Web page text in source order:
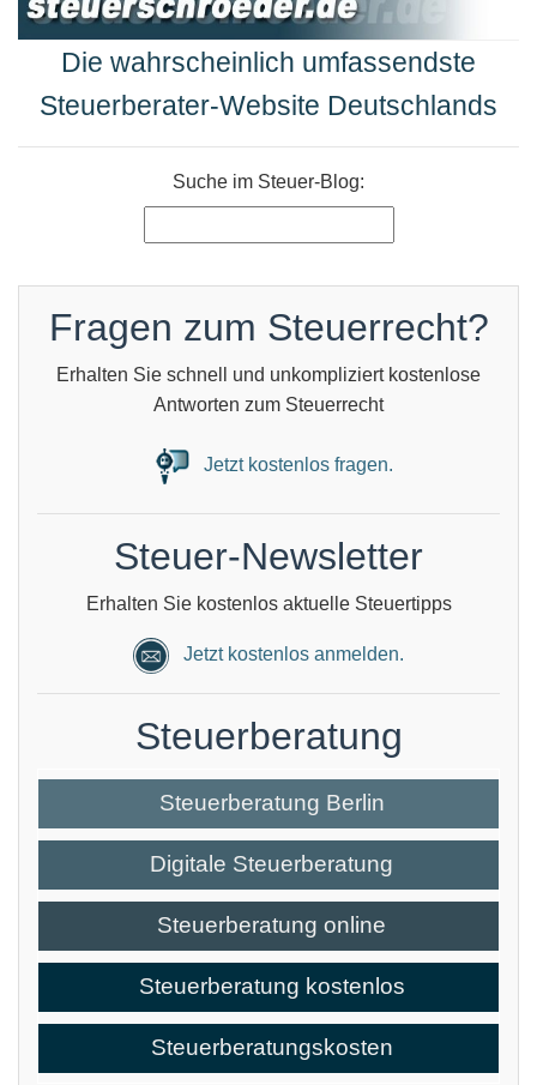
Die wahrscheinlich umfassendste
Steuerberater-Website Deutschlands
Suche im Steuer-Blog:
Fragen zum Steuerrecht?
Erhalten Sie schnell und unkompliziert kostenlose
Antworten zum Steuerrecht
Jetzt kostenlos fragen.
Steuer-Newsletter
Erhalten Sie kostenlos aktuelle Steuertipps
Jetzt kostenlos anmelden.
Steuerberatung
Steuerberatung Berlin
Digitale Steuerberatung
Steuerberatung online
Steuerberatung kostenlos
Steuerberatungskosten